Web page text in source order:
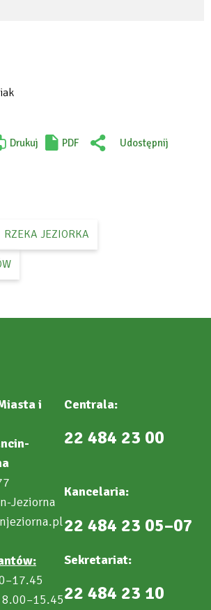
Drukuj PDF
Udostępnij
RZEKA JEZIORKA
i
Jeziorna
Centrala:
22 484 23 00
Kancelaria:
22 484 23 05–07
Sekretariat:
22 484 23 10